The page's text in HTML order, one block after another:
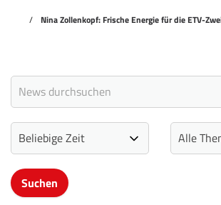
Nina Zollenkopf: Frische Energie für die ETV-